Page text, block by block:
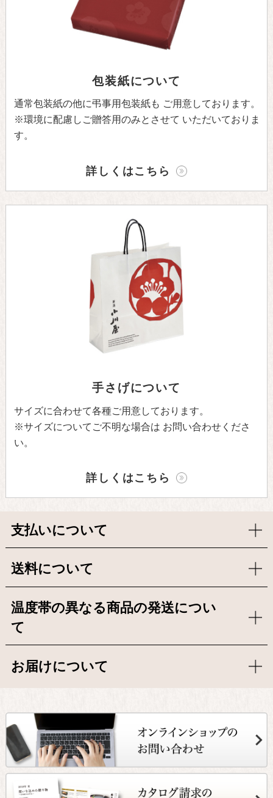
包装紙について
通常包装紙の他に弔事用包装紙も ご用意しております。
※環境に配慮しご贈答用のみとさせて いただいておりま
す。
詳しくはこちら
手さげについて
サイズに合わせて各種ご用意しております。
※サイズについてご不明な場合は お問い合わせくださ
い。
詳しくはこちら
支払いについて
送料について
温度帯の異なる商品の発送につい
て
お届けについて